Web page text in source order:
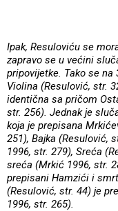
Ipak, Resuloviću se
zapravo se u većini
pripovijetke. Tako se
Violina (Resulović, str.
identična sa pričom
str. 256). Jednak je
koja je prepisana
251), Bajka (Resulović,
1996, str. 279), Sreća
sreća (Mrkić 1996, str.
prepisani Hamzići i
(Resulović, str. 44) je
1996, str. 265).